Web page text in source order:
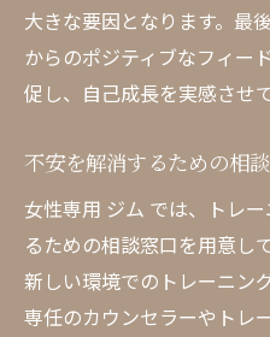
大きな要因となります。最
からのポジティブなフィー
促し、自己成長を実感させ
不安を解消するための相
女性専用 ジム では、トレ
るための相談窓口を用意し
新しい環境でのトレーニン
専任のカウンセラーやトレ